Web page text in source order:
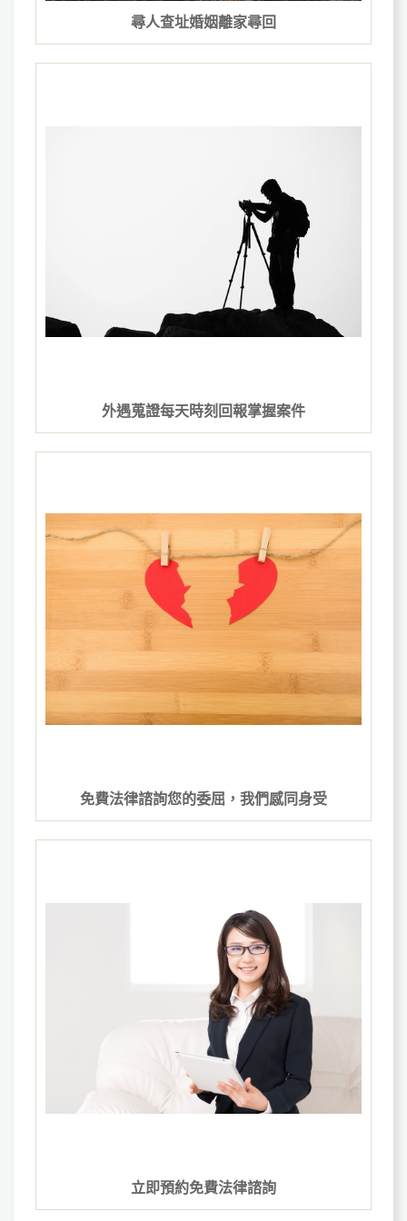
尋人查址婚姻離家尋回
外遇蒐證每天時刻回報掌握案件
免費法律諮詢您的委屈，我們感同身受
立即預約免費法律諮詢